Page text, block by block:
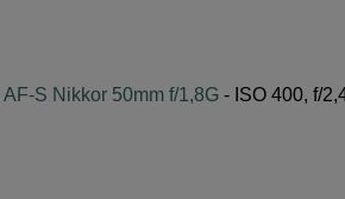
AF-S Nikkor 50mm f/1,8G - ISO 400, f/